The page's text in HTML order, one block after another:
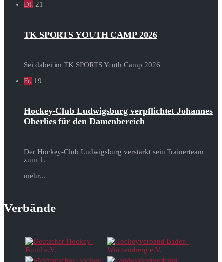
Di. 21
TK SPORTS YOUTH CAMP 2026
Sei dabei im TK SPORTS Youth Camp 2026
Fr. 19
Hockey-Club Ludwigsburg verpflichtet Johannes
Oberlies für den Damenbereich
Der Hockey-Club Ludwigsburg verstärkt sein Trainerteam
zum 1.
mehr...
Verbände